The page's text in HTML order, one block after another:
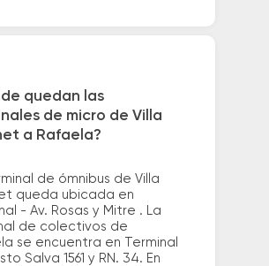
quedan las
de micro de Villa
a Rafaela?
de ómnibus de Villa
queda ubicada en
- Av. Rosas y Mitre . La
de colectivos de
se encuentra en Terminal
Salva 1561 y RN. 34. En